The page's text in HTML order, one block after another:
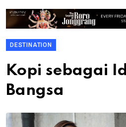
DESTINATION
Kopi sebagai
Bangsa